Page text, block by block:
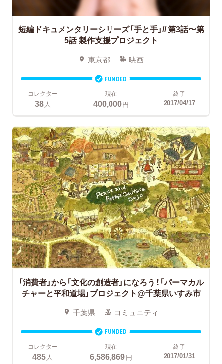
短編ドキュメンタリーシリーズ「手と手」// 第3話〜第
5話 製作支援プロジェクト
東京都 映画
FUNDED
コレクター
38人
現在
400,000円
終了
2017/04/17
「消費者」から「文化の創造者」になろう！「パーマカル
チャーと平和道場」プロジェクト@千葉県いすみ市
千葉県 コミュニティ
FUNDED
コレクター
485 人
現在
6,586,869円
終了
2017/01/31